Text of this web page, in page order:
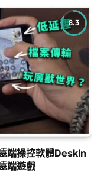
8.3
端操控軟體DeskIn
端遊戲